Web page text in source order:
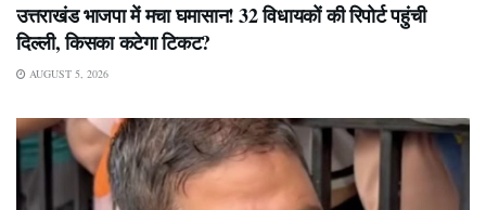
उत्तराखंड भाजपा में मचा घमासान! 32 विधायकों की रिपोर्ट पहुंची
दिल्ली, किसका कटेगा टिकट?
AUGUST 5, 2026